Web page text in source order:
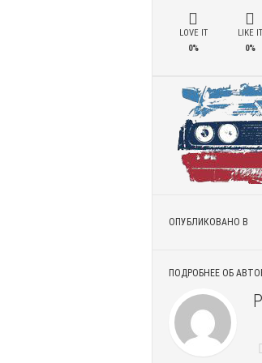
LOVE IT
0%
LIKE IT
0%
ОПУБЛИКОВАНО В
ПОДРОБНЕЕ ОБ